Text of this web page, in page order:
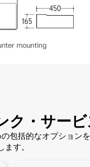
ク・サービ
包括的なオプション
す。